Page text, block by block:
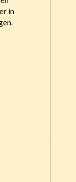
in